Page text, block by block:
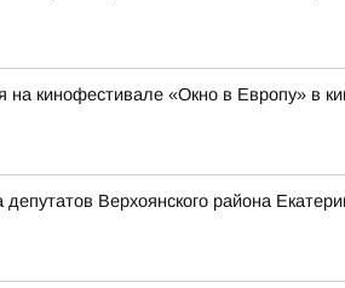
на кинофестивале «Окно в Европу»
Верхоянского района